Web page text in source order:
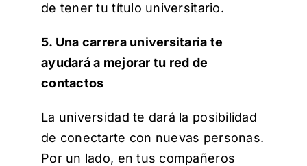
de tener tu título universitario.
5. Una carrera universitaria te
ayudará a mejorar tu red de
contactos
La universidad te dará la posibilidad
de conectarte con nuevas personas.
Por un lado, en tus compañeros